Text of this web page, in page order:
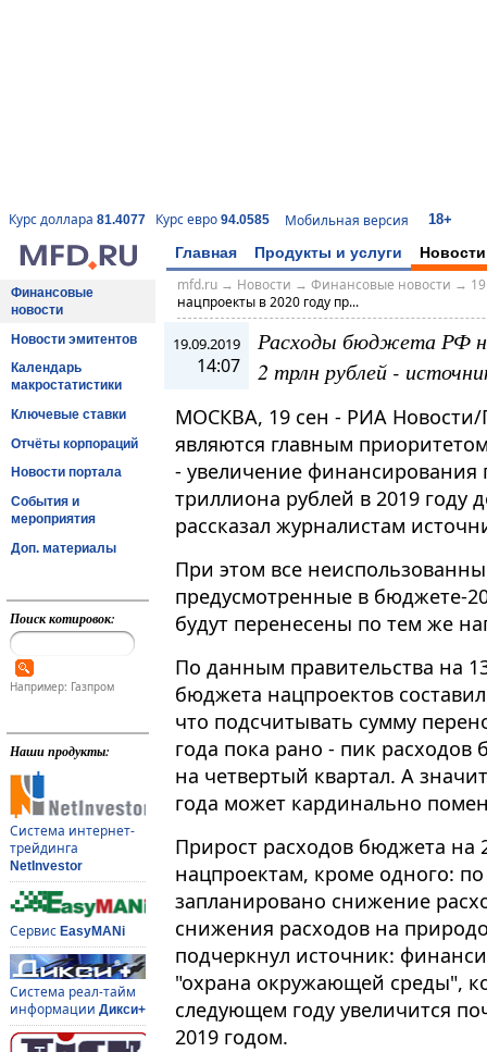
Курс доллара 81.4077 Курс евро 94.0585 Мобильная версия 18+
Главная Продукты и услуги Новости
Финансовые
новости
Новости эмитентов
Календарь
макростатистики
Ключевые ставки
Отчёты корпораций
Новости портала
События и
мероприятия
Доп. материалы
Поиск котировок:
Например: Газпром
Наши продукты:
Система интернет-
трейдинга
NetInvestor
Сервис EasyMANi
Система реал-тайм
информации Дикси+
mfd.ru→ Новости → Финансовые новости →
нацпроекты в 2020 году пр...
19.09.2019
14:07
Расходы бюджета РФ
2 трлн рублей -
МОСКВА, 19 сен - РИА
являются главным
- увеличение финансирования
триллиона рублей в 2019 году
рассказал журналистам
При этом все
предусмотренные в бюджете-
будут перенесены по тем же
По данным правительства на
бюджета нацпроектов
что подсчитывать сумму
года пока рано - пик
на четвертый квартал. А
года может кардинально
Прирост расходов бюджета на
нацпроектам, кроме одного:
запланировано снижение
снижения расходов на
подчеркнул источник:
"охрана окружающей среды",
следующем году увеличится
2019 годом.